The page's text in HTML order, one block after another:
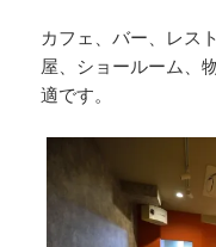
カフェ、バー、レス
屋、ショールーム、
適です。